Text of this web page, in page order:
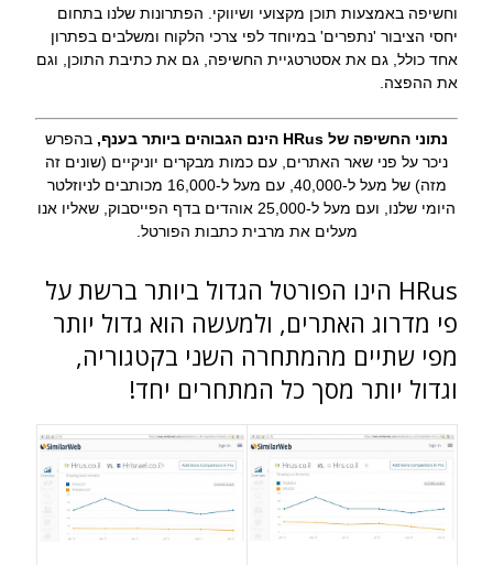
וחשיפה באמצעות תוכן מקצועי ושיווקי. הפתרונות שלנו בתחום
יחסי הציבור 'נתפרים' במיוחד לפי צרכי הלקוח ומשלבים בפתרון
אחד כולל, גם את אסטרטגיית החשיפה, גם את כתיבת התוכן, וגם
את ההפצה.
נתוני החשיפה של HRus הינם הגבוהים ביותר בענף,
בהפרש
ניכר על פני שאר האתרים, עם כמות מבקרים יוניקיים (שונים זה
מזה) של מעל ל-40,000, עם מעל ל-16,000 מכותבים לניוזלטר
היומי שלנו, ועם מעל ל-25,000 אוהדים בדף הפייסבוק, שאליו אנו
מעלים את מרבית כתבות הפורטל.
HRus הינו הפורטל הגדול ביותר ברשת על
פי מדרוג האתרים, ולמעשה הוא גדול יותר
מפי שתיים מהמתחרה השני בקטגוריה,
וגדול יותר מסך כל המתחרים יחד!